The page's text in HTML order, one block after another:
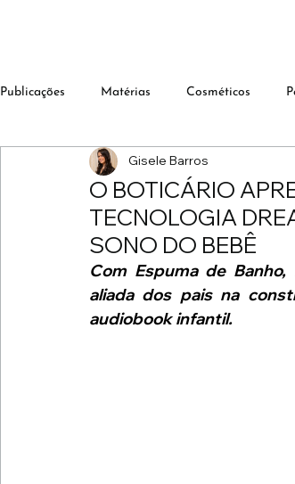
Publicações Matérias Cosméticos
O BOTICÁRIO
TECNOLOGIA
SONO DO BEBÊ
Gisele Barros
Com Espuma de
aliada dos pais na
audiobook infantil.